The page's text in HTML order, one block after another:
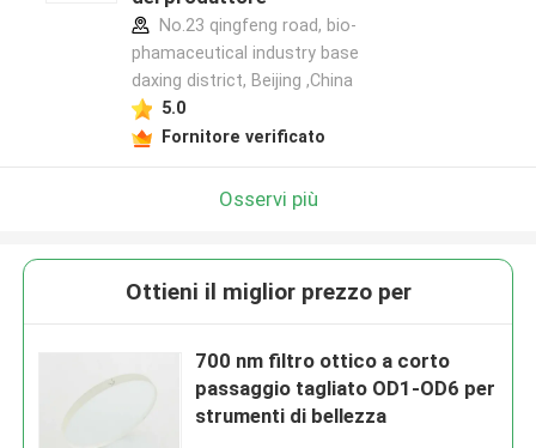
No.23 qingfeng road, bio-
phamaceutical industry base
daxing district, Beijing ,China
5.0
Fornitore verificato
Osservi più
Ottieni il miglior prezzo per
700 nm filtro ottico a corto
passaggio tagliato OD1-OD6 per
strumenti di bellezza